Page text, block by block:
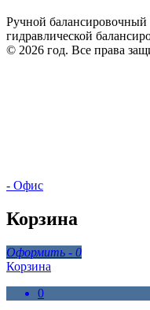
Ручной балансировочный
гидравлической
© 2026 год. Все права
- Офис
Корзина
Оформить - 0
Корзина
0